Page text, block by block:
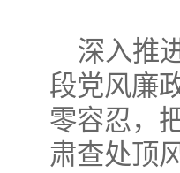
深入推
段党风廉
零容忍，
肃查处顶